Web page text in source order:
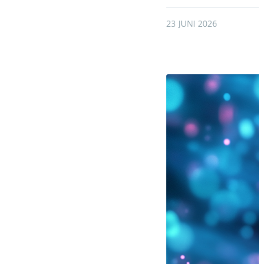
23 JUNI 2026